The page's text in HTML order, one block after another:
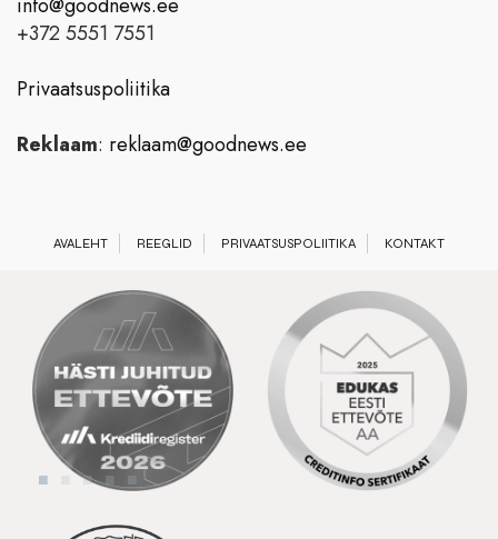
+372 5551 7551
Privaatsuspoliitika
Reklaam: reklaam@goodnews.ee
AVALEHT REEGLID PRIVAATSUSPOLIITIKA KONTAKT